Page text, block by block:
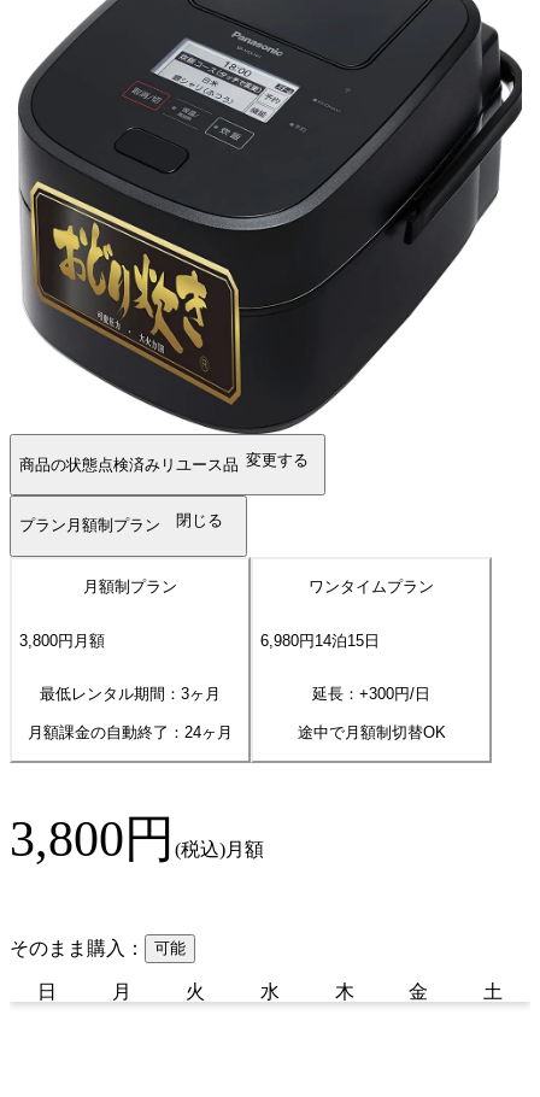
商品の状態点検済みリユース品 変更する
プラン 月額制プラン 閉じる
月額制プラン
3,800円 月額
最低レンタル期間：3ヶ月
月額課金の自動終了： 24ヶ月
ワンタイムプラン
6,980円14泊15日
延長：+300円/日
途中で月額制切替OK
3,800円 (税込)月額
そのまま購入： 可能
日 月 火 水 木 金 土